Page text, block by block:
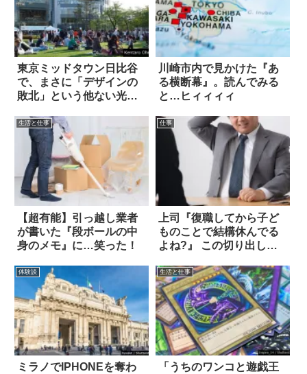
東京ミッドタウン日比谷
で、まさに「デザインの
敗北」という他ない光景
川崎市内で見かけた『あ
る横断幕』。読んでみる
と…ヒィィィィ
生活と仕事
【超有能】引っ越し業者
が書いた『段ボールの中
身のメモ』に…笑った！
仕事
上司『復職してから子ど
ものことで結構休んでる
よね?』 この切り出し
体験談
ミラノでIPHONEを奪わ
生活と仕事
「うちのワンコと遊戯王